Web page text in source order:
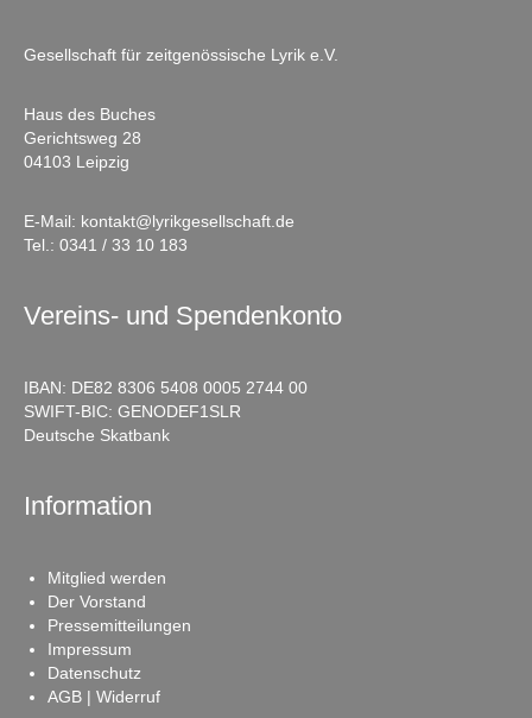
Gesellschaft für zeitgenössische Lyrik e.V.
Haus des Buches
Gerichtsweg 28
04103 Leipzig
E-Mail: kontakt@lyrikgesellschaft.de
Tel.: 0341 / 33 10 183
Vereins- und Spendenkonto
IBAN: DE82 8306 5408 0005 2744 00
SWIFT-BIC: GENODEF1SLR
Deutsche Skatbank
Information
Mitglied werden
Der Vorstand
Pressemitteilungen
Impressum
Datenschutz
AGB | Widerruf